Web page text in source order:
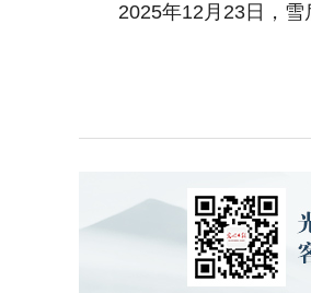
2025年12月23日，雪